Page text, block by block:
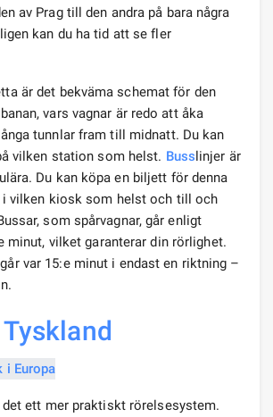
av Prag till den andra på bara några
kan du ha tid att se fler
är det bekväma schemat för den
vars vagnar är redo att åka
tunnlar fram till midnatt. Du kan
vilken station som helst. Busslinjer är
Du kan köpa en biljett för denna
i vilken kiosk som helst och till och
som spårvagnar, går enligt
minut, vilket garanterar din rörlighet.
var 15:e minut i endast en riktning –
Tyskland
ett mer praktiskt rörelsesystem.